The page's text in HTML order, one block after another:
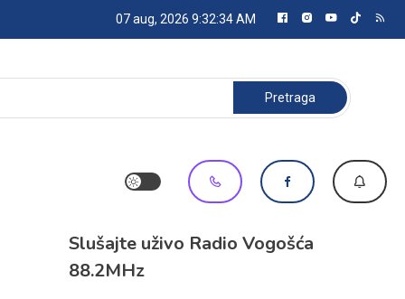
07 aug, 2026 9:32:34 AM
Pretraga:
Slušajte uživo Radio Vogošća
88.2MHz